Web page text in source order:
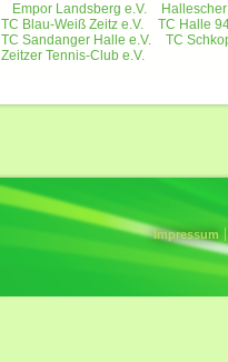
Empor Landsberg e.V.
TC Blau-Weiß Zeitz e.V.
TC Halle
TC Sandanger Halle e.V.
TC
Zeitzer Tennis-Club e.V.
Impressum